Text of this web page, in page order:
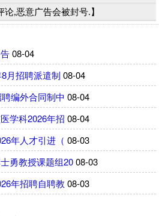
,恶意广告会被封号.】
08-04
月招聘派遣制 08-04
编外合同制中 08-04
学科2026年招 08-04
年人才引进（ 08-03
勇教授课题组2008-03
年招聘自聘教 08-03